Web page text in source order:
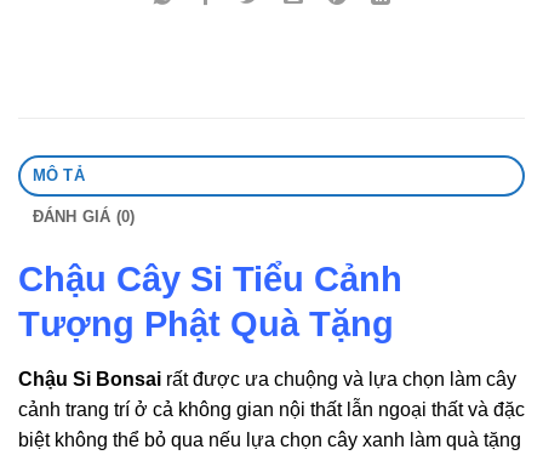
MÔ TẢ
ĐÁNH GIÁ (0)
Chậu Cây Si Tiểu Cảnh
Tượng Phật Quà Tặng
Chậu Si Bonsai rất được ưa chuộng và lựa chọn làm cây
cảnh trang trí ở cả không gian nội thất lẫn ngoại thất và đặc
biệt không thể bỏ qua nếu lựa chọn cây xanh làm quà tặng